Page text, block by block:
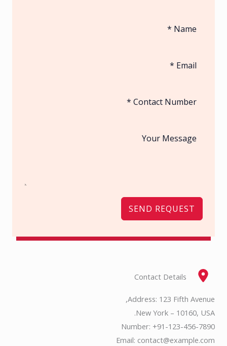
SEND REQUEST
Contact Details
Address: 123 Fifth Avenue,
New York – 10160, USA.
Number: +91-123-456-7890
Email: contact@example.com